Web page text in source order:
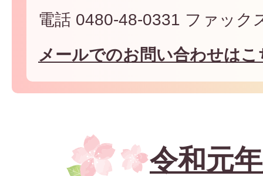
電話 0480-48-0331 ファック
メールでのお問い合わせは
令和元